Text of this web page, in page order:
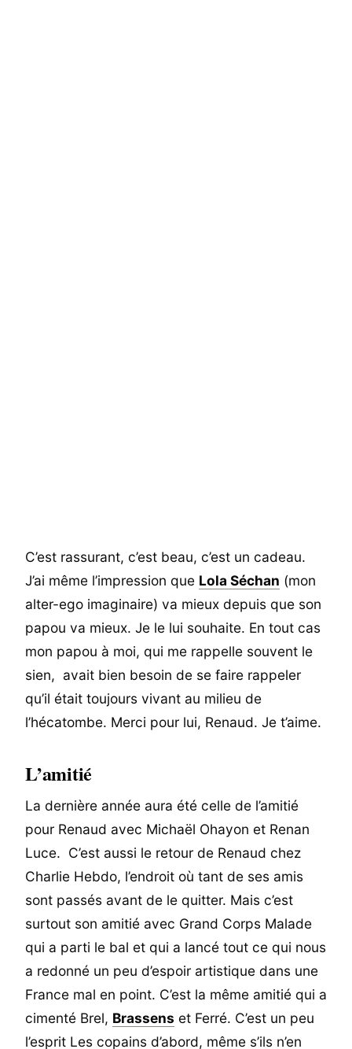
C’est rassurant, c’est beau, c’est un cadeau.
J’ai même l’impression que Lola Séchan (mon
alter-ego imaginaire) va mieux depuis que son
papou va mieux. Je le lui souhaite. En tout cas
mon papou à moi, qui me rappelle souvent le
sien, avait bien besoin de se faire rappeler
qu’il était toujours vivant au milieu de
l’hécatombe. Merci pour lui, Renaud. Je t’aime.
L’amitié
La dernière année aura été celle de l’amitié
pour Renaud avec Michaël Ohayon et Renan
Luce. C’est aussi le retour de Renaud chez
Charlie Hebdo, l’endroit où tant de ses amis
sont passés avant de le quitter. Mais c’est
surtout son amitié avec Grand Corps Malade
qui a parti le bal et qui a lancé tout ce qui nous
a redonné un peu d’espoir artistique dans une
France mal en point. C’est la même amitié qui a
cimenté Brel, Brassens et Ferré. C’est un peu
l’esprit Les copains d’abord, même s’ils n’en